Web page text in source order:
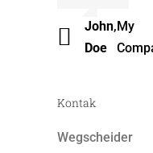
John
Doe
, My
Beck
Kontak
Wegscheider